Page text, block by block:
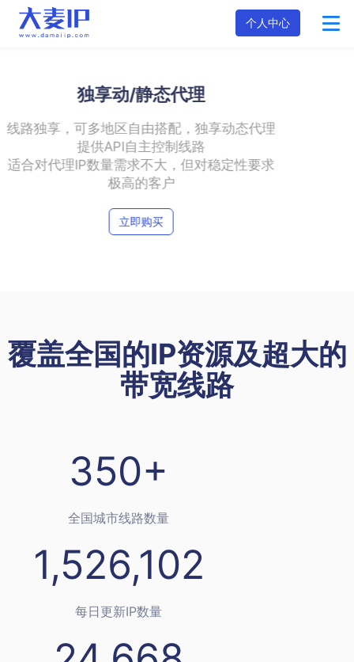
个人中心
覆盖全国的IP资源及超大的
带宽线路
350+
全国城市线路数量
1,526,102
每日更新IP数量